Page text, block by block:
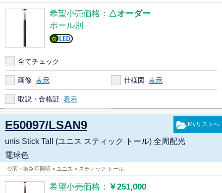
希望小売価格： △オーダー
ポール別
全てチェック
画像 仕様図
取説・合格証
E50097/LSAN9
unis Stick Tall (ユニス スティック トール) 全周配光
電球色
公園・街路用照明 > ユニス > スティック トール
希望小売価格： ￥251,000